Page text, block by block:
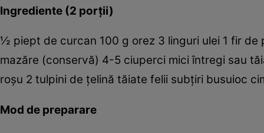
Ingrediente (2 porţii)
½ piept de curcan 100 g orez 3 linguri ulei 1 fir
mazăre (conservă) 4-5 ciuperci mici întregi sau
roşu 2 tulpini de ţelină tăiate felii subţiri busuioc
Mod de preparare